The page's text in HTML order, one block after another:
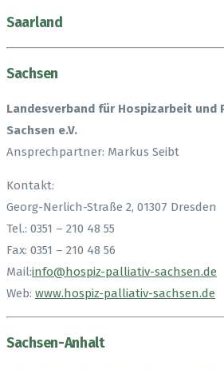
Saarland
Sachsen
Landesverband für Hospizarbeit und
Sachsen e.V.
Ansprechpartner: Markus Seibt
Kontakt:
Georg-Nerlich-Straße 2, 01307 Dresden
Tel.: 0351 – 210 48 55
Fax: 0351 – 210 48 56
Mail:info@hospiz-palliativ-sachsen.de
Web: www.hospiz-palliativ-sachsen.de
Sachsen-Anhalt